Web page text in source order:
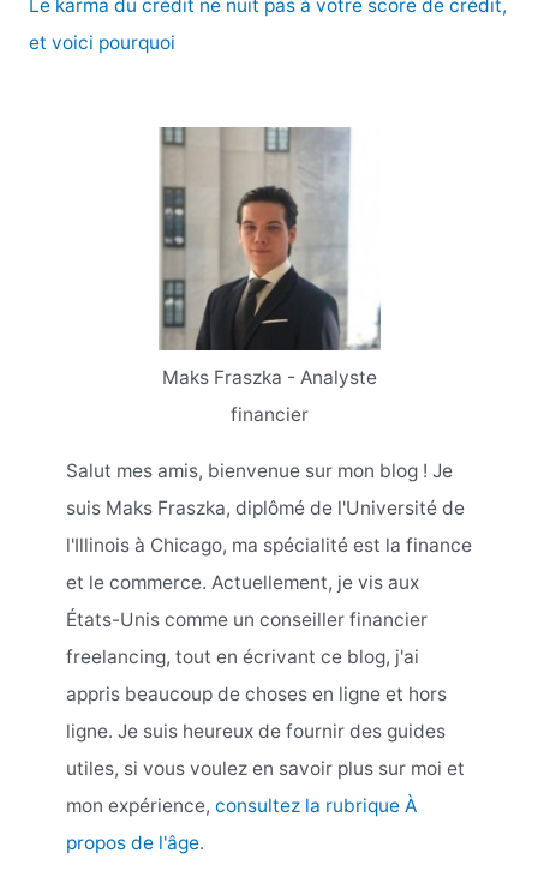
Le karma du crédit ne nuit pas à votre score de crédit,
et voici pourquoi
Maks Fraszka - Analyste
financier
Salut mes amis, bienvenue sur mon blog ! Je
suis Maks Fraszka, diplômé de l'Université de
l'Illinois à Chicago, ma spécialité est la finance
et le commerce. Actuellement, je vis aux
États-Unis comme un conseiller financier
freelancing, tout en écrivant ce blog, j'ai
appris beaucoup de choses en ligne et hors
ligne. Je suis heureux de fournir des guides
utiles, si vous voulez en savoir plus sur moi et
mon expérience, consultez la rubrique À
propos de l'âge.